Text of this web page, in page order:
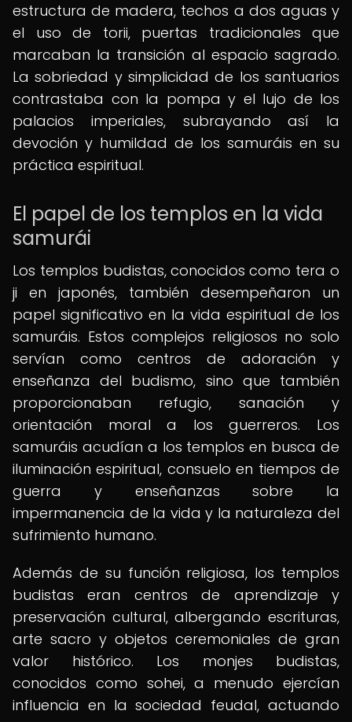
estructura de madera, techos a dos aguas y
el uso de torii, puertas tradicionales que
marcaban la transición al espacio sagrado.
La sobriedad y simplicidad de los santuarios
contrastaba con la pompa y el lujo de los
palacios imperiales, subrayando así la
devoción y humildad de los samuráis en su
práctica espiritual.
El papel de los templos en la vida
samurái
Los templos budistas, conocidos como tera o
ji en japonés, también desempeñaron un
papel significativo en la vida espiritual de los
samuráis. Estos complejos religiosos no solo
servían como centros de adoración y
enseñanza del budismo, sino que también
proporcionaban refugio, sanación y
orientación moral a los guerreros. Los
samuráis acudían a los templos en busca de
iluminación espiritual, consuelo en tiempos de
guerra y enseñanzas sobre la
impermanencia de la vida y la naturaleza del
sufrimiento humano.
Además de su función religiosa, los templos
budistas eran centros de aprendizaje y
preservación cultural, albergando escrituras,
arte sacro y objetos ceremoniales de gran
valor histórico. Los monjes budistas,
conocidos como sohei, a menudo ejercían
influencia en la sociedad feudal, actuando